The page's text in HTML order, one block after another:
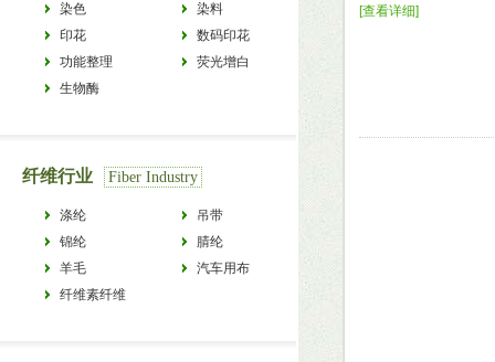
[查看详细]
染色
染料
印花
数码印花
功能整理
荧光增白
生物酶
纤维行业 Fiber Industry
涤纶
吊带
锦纶
腈纶
羊毛
汽车用布
纤维素纤维